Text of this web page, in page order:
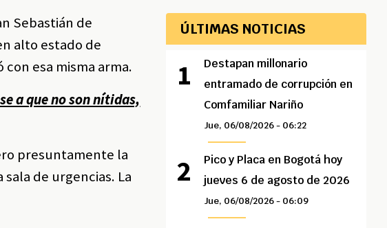
Sebastián de
alto estado de
esa misma arma.
a que no son nítidas,
presuntamente la
de urgencias. La
ÚLTIMAS NOTICIAS
Destapan millonario
entramado de corrupción en
Comfamiliar Nariño
Jue, 06/08/2026 - 06:22
Pico y Placa en Bogotá hoy
jueves 6 de agosto de 2026
Jue, 06/08/2026 - 06:09